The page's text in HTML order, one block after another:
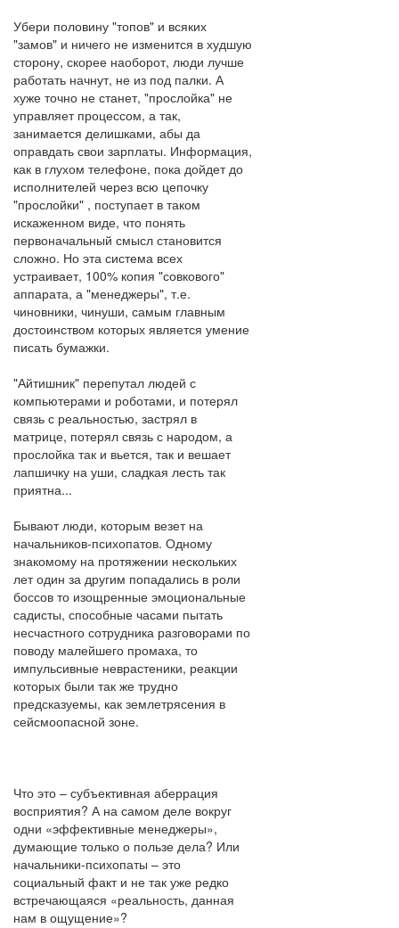
Убери половину "топов" и всяких
"замов" и ничего не изменится в худшую
сторону, скорее наоборот, люди лучше
работать начнут, не из под палки. А
хуже точно не станет, "прослойка" не
управляет процессом, а так,
занимается делишками, абы да
оправдать свои зарплаты. Информация,
как в глухом телефоне, пока дойдет до
исполнителей через всю цепочку
"прослойки" , поступает в таком
искаженном виде, что понять
первоначальный смысл становится
сложно. Но эта система всех
устраивает, 100% копия "совкового"
аппарата, а "менеджеры", т.е.
чиновники, чинуши, самым главным
достоинством которых является умение
писать бумажки.
"Айтишник" перепутал людей с
компьютерами и роботами, и потерял
связь с реальностью, застрял в
матрице, потерял связь с народом, а
прослойка так и вьется, так и вешает
лапшичку на уши, сладкая лесть так
приятна...
Бывают люди, которым везет на
начальников-психопатов. Одному
знакомому на протяжении нескольких
лет один за другим попадались в роли
боссов то изощренные эмоциональные
садисты, способные часами пытать
несчастного сотрудника разговорами по
поводу малейшего промаха, то
импульсивные неврастеники, реакции
которых были так же трудно
предсказуемы, как землетрясения в
сейсмоопасной зоне.
Что это – субъективная аберрация
восприятия? А на самом деле вокруг
одни «эффективные менеджеры»,
думающие только о пользе дела? Или
начальники-психопаты – это
социальный факт и не так уже редко
встречающаяся «реальность, данная
нам в ощущение»?